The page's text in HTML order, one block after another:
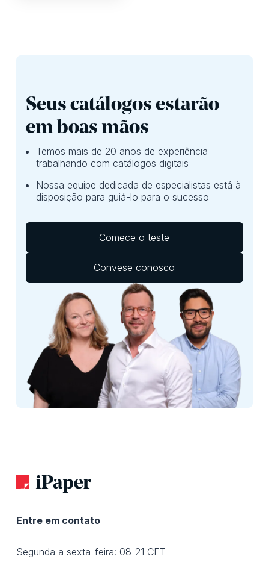
Seus catálogos estarão
em boas mãos
Temos mais de 20 anos de experiência
trabalhando com catálogos digitais
Nossa equipe dedicada de especialistas está à
disposição para guiá-lo para o sucesso
Comece o teste
Convese conosco
Entre em contato
Segunda a sexta-feira: 08-21 CET